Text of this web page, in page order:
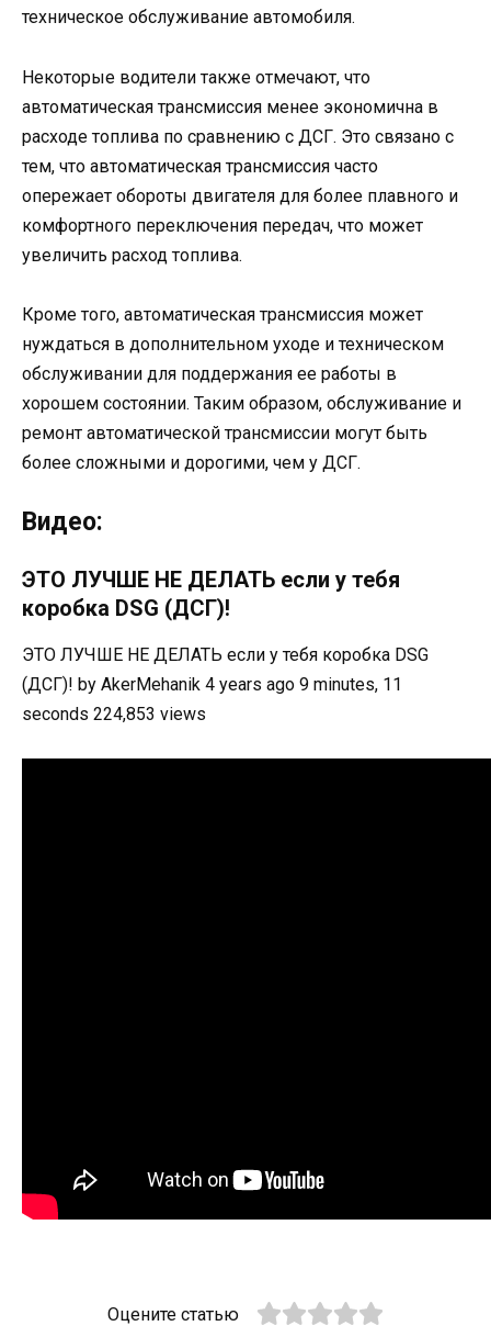
техническое обслуживание автомобиля.
Некоторые водители также отмечают, что
автоматическая трансмиссия менее экономична в
расходе топлива по сравнению с ДСГ. Это связано с
тем, что автоматическая трансмиссия часто
опережает обороты двигателя для более плавного и
комфортного переключения передач, что может
увеличить расход топлива.
Кроме того, автоматическая трансмиссия может
нуждаться в дополнительном уходе и техническом
обслуживании для поддержания ее работы в
хорошем состоянии. Таким образом, обслуживание и
ремонт автоматической трансмиссии могут быть
более сложными и дорогими, чем у ДСГ.
Видео:
ЭТО ЛУЧШЕ НЕ ДЕЛАТЬ если у тебя
коробка DSG (ДСГ)!
ЭТО ЛУЧШЕ НЕ ДЕЛАТЬ если у тебя коробка DSG
(ДСГ)! by AkerMehanik 4 years ago 9 minutes, 11
seconds 224,853 views
Оцените статью